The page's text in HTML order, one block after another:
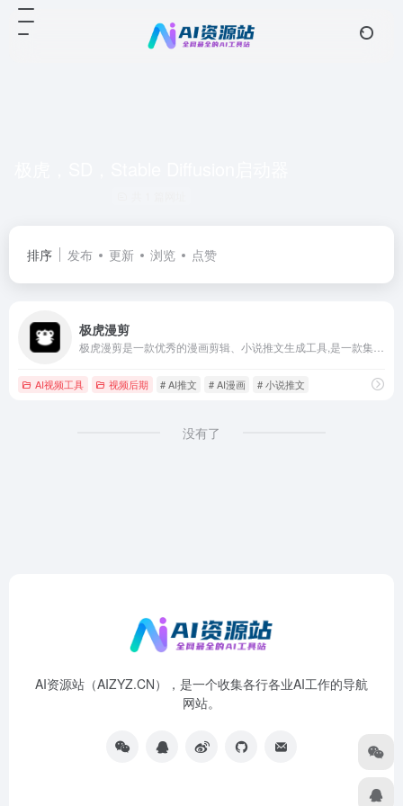
排序 发布 更新 浏览 点赞
极虎漫剪
AI视频工具 视频后期 # AI推文 # AI漫画 # 小说推文
没有了
AI资源站（AIZYZ.CN），是一个收集各行各业AI工作的导航
网站。